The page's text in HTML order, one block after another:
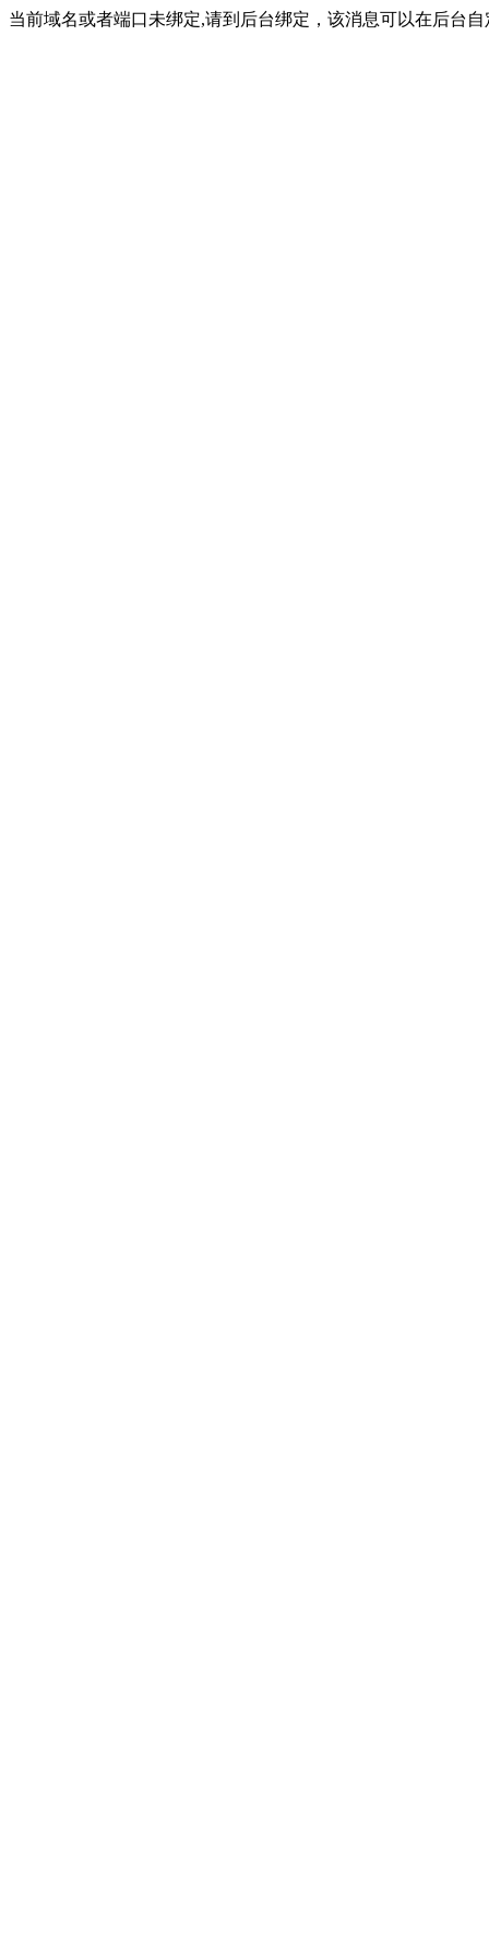
当前域名或者端口未绑定,请到后台绑定，该消息可以在后台自